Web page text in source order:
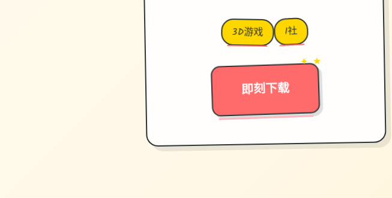
3D游戏 I社
即刻下载
→
✦ ★